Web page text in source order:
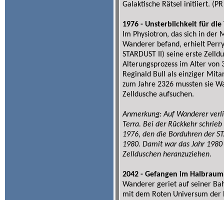
Galaktische Rätsel initiiert.
1976 - Unsterblichkeit für die
Im Physiotron, das sich in der
Wanderer befand, erhielt
STARDUST II) seine erste
Alterungsprozess im Alter von
Reginald Bull als einziger
zum Jahre 2326 mussten sie
Zelldusche aufsuchen.
Anmerkung: Auf Wanderer
Terra. Bei der Rückkehr
1976, den die Borduhren der
1980. Damit war das Jahr
Zellduschen heranzuziehen.
2042 - Gefangen im Halbraum
Wanderer geriet auf seiner
mit dem Roten Universum